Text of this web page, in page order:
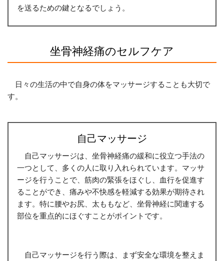
を送るための鍵となるでしょう。
坐骨神経痛のセルフケア
日々の生活の中で自身の体をマッサージすることも大切で
す。
自己マッサージ
自己マッサージは、坐骨神経痛の緩和に役立つ手法の
一つとして、多くの人に取り入れられています。マッサ
ージを行うことで、筋肉の緊張をほぐし、血行を促進す
ることができ、痛みや不快感を軽減する効果が期待され
ます。特に腰やお尻、太ももなど、坐骨神経に関連する
部位を重点的にほぐすことがポイントです。
自己マッサージを行う際は、まず安全な環境を整えま